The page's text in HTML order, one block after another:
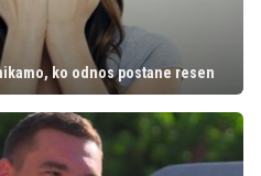
ko odnos postane resen